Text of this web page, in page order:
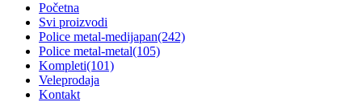
Početna
Svi proizvodi
Police metal-medijapan(242)
Police metal-metal(105)
Kompleti(101)
Veleprodaja
Kontakt